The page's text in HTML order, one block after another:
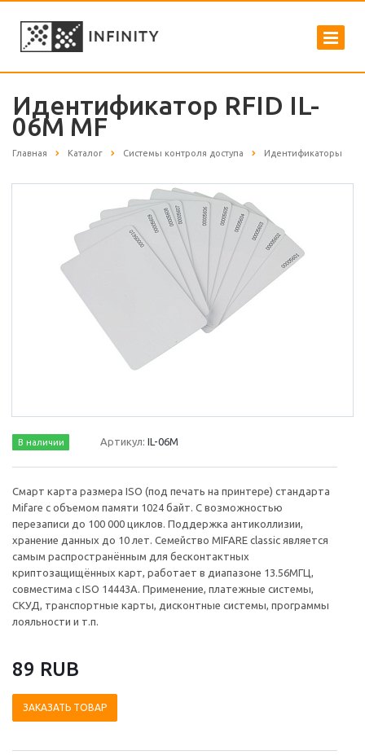
Идентификатор RFID IL-
06M MF
Главная Каталог Системы контроля доступа Идентификаторы
В наличии Артикул:IL-06M
Смарт карта размера ISO (под печать на принтере) стандарта
Mifare c объемом памяти 1024 байт. С возможностью
перезаписи до 100 000 циклов. Поддержка антиколлизии,
хранение данных до 10 лет. Семейство MIFARE classic является
самым распространённым для бесконтактных
криптозащищённых карт, работает в диапазоне 13.56МГЦ,
совместима с ISO 14443A. Применение, платежные системы,
СКУД, транспортные карты, дисконтные системы, программы
лояльности и т.п.
89 RUB
ЗАКАЗАТЬ ТОВАР